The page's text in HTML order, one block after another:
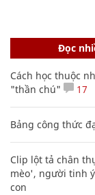
Đọc
Cách học thuộc
"thần chú"
17
Bảng công thức
Clip lột tả chân
mèo', người tinh
con